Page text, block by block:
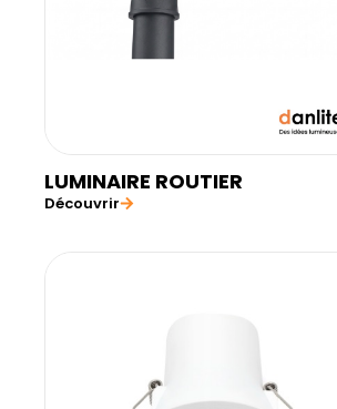
LUMINAIRE ROUTIER
Découvrir